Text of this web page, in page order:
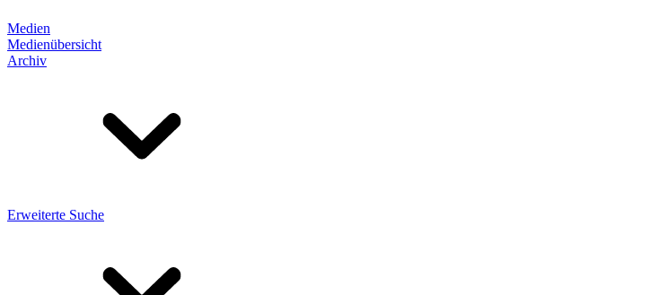
Medien
Medienübersicht
Archiv
Erweiterte Suche